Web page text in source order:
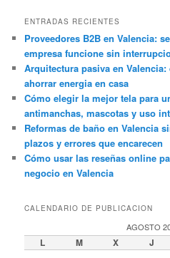
ENTRADAS RECIENTES
Proveedores B2B en Valencia:
empresa funcione sin
Arquitectura pasiva en
ahorrar energia en casa
Cómo elegir la mejor tela para
antimanchas, mascotas y uso
Reformas de baño en Valencia
plazos y errores que encarecen
Cómo usar las reseñas online
negocio en Valencia
CALENDARIO DE PUBLICACION
AGOSTO
L M X J